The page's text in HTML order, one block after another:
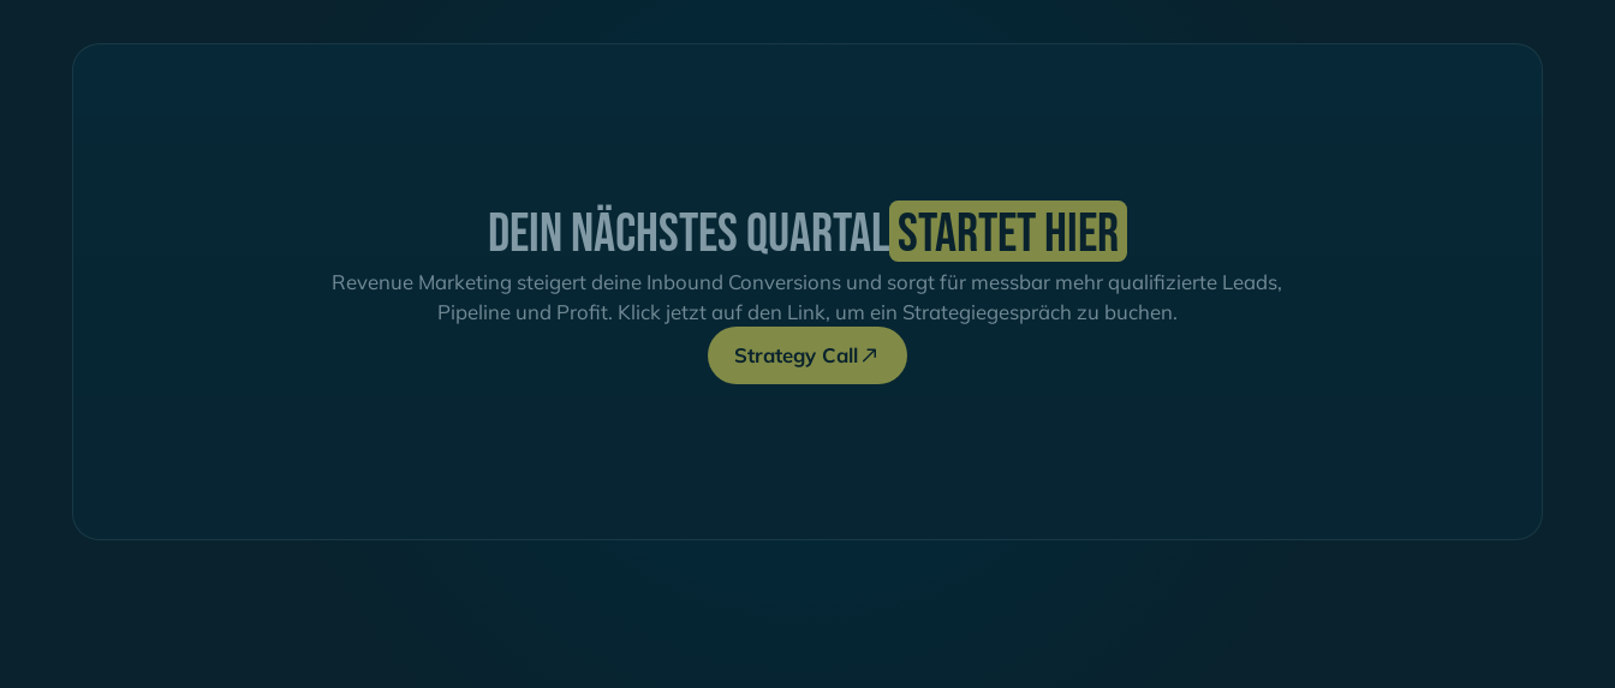
Dein nächstes Quartalstartet hier
Revenue Marketing steigert deine Inbound Conversions und sorgt für messbar mehr qualifizierte Leads,
Pipeline und Profit. Klick jetzt auf den Link, um ein Strategiegespräch zu buchen.
Strategy Call